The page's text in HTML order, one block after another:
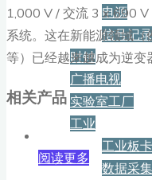
电源
信号记录
时钟
广播电视
实验室工厂
工业
工业板卡
数据采集
1,000 V / 交流 3 x 690
系统。这在新能源领域
等）已经越来越成为逆变
相关产品
阅读更多